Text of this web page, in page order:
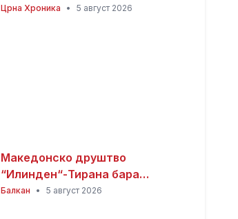
Скопје – Велес
Црна Хроника • 5 август 2026
Македонско друштво
“Илинден“-Тирана бара
официјалната веб-страница на
Балкан • 5 август 2026